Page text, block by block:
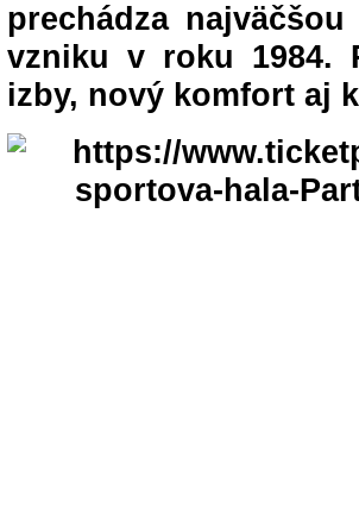
prechádza
vzniku v roku 1984.
izby, nový komfort aj